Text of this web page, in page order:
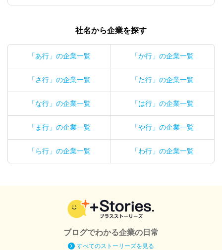
社名から企業を探す
「あ行」の企業一覧 「か行」の企業一覧
「さ行」の企業一覧 「た行」の企業一覧
「な行」の企業一覧 「は行」の企業一覧
「ま行」の企業一覧 「や行」の企業一覧
「ら行」の企業一覧 「わ行」の企業一覧
ブログでわかる企業の日常
すべてのストーリーズを見る